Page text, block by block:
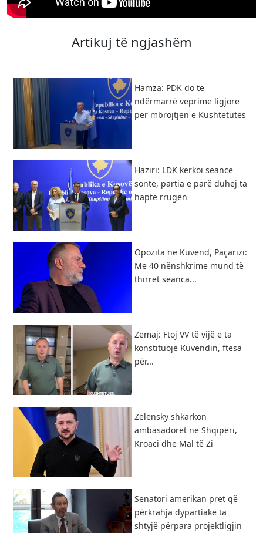
Artikuj të ngjashëm
Hamza: PDK do të
ndërmarrë veprime ligjore
për mbrojtjen e Kushtetutës
Haziri: LDK kërkoi seancë
sonte, partia e parë duhej ta
hapte rrugën
Opozita në Kuvend, Paçarizi:
Me 40 nënshkrime mund të
thirret seanca...
Zemaj: Ftoj VV të vijë e ta
konstituojë Kuvendin, ftesa
për...
Zelensky shkarkon
ambasadorët në Shqipëri,
Kroaci dhe Mal të Zi
Senatori amerikan pret që
përkrahja dypartiake ta
shtyjë përpara projektligjin